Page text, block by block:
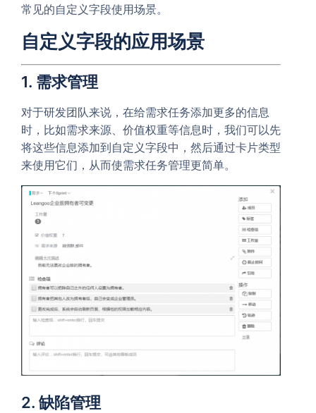
常见的自定义字段使用场景。
自定义字段的应用场景
1. 需求管理
对于研发团队来说，在给需求任务添加更多的信息
时，比如需求来源、价值权重等信息时，我们可以先
将这些信息添加到自定义字段中，然后通过卡片类型
来使用它们，从而使需求任务管理更简单。
2. 缺陷管理